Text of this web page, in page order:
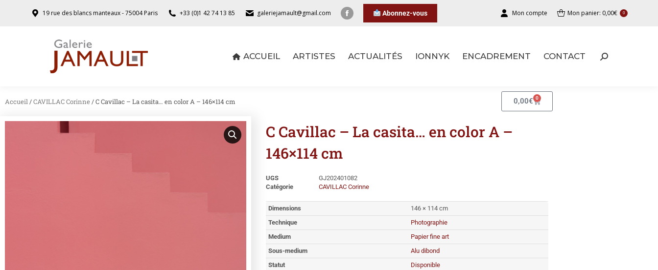
19 rue des blancs manteaux - 75004 Paris +33 (0)1 42 74 13 85 galeriejamault@gmail.com Abonnez-vous Mon compte Mon panier: 0,00€ 0
ACCUEIL ARTISTES ACTUALITÉS IONNYK ENCADREMENT CONTACT
Accueil /CAVILLAC Corinne / C Cavillac – La casita… en color A – 146×114 cm 0,00€ 0
C Cavillac – La casita… en color A –
146×114 cm
UGS
GJ202401082
Catégorie
CAVILLAC Corinne
Dimensions
146 × 114 cm
Technique
Photographie
Medium
Papier fine art
Sous-medium
Alu dibond
Statut
Disponible